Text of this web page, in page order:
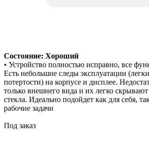
Состояние: Хороший
• Устройство полностью исправно, все
Есть небольшие следы эксплуатации
потертости) на корпусе и дисплее.
только внешнего вида и их легко
стекла. Идеально подойдет как для себя,
рабочие задачи
Под заказ